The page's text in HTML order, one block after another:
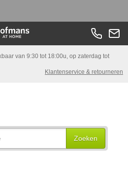
van 9:30 tot 18:00u, op zaterdag tot
Klantenservice & retourneren
Zoeken